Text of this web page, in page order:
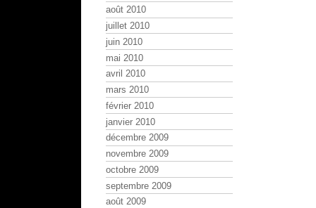
août 2010
juillet 2010
juin 2010
mai 2010
avril 2010
mars 2010
février 2010
janvier 2010
décembre 2009
novembre 2009
octobre 2009
septembre 2009
août 2009